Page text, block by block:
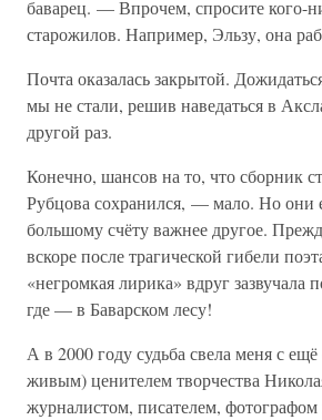
баварец. — Впрочем, спросите кого-
старожилов. Например, Эльзу, она
Почта оказалась закрытой.
мы не стали, решив наведаться в
другой раз.
Конечно, шансов на то, что сборник
Рубцова сохранился, — мало. Но они
большому счёту важнее другое.
вскоре после трагической гибели
«негромкая лирика» вдруг
где — в Баварском лесу!
А в 2000 году судьба свела меня с
живым) ценителем творчества
журналистом, писателем, фотографом